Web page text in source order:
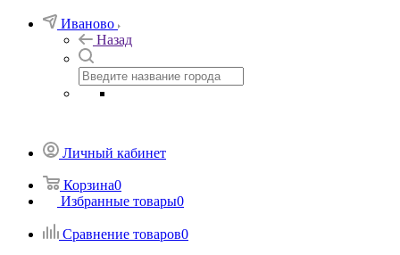
Иваново
Назад
Личный кабинет
Корзина0
Избранные товары0
Сравнение товаров0